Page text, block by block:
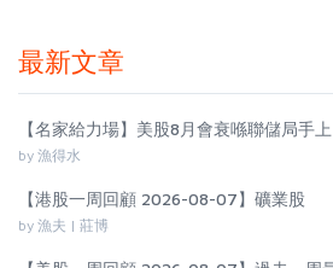
最新文章
【名家給力場】美股8月會衰喺聯儲局手上
by 漁得水
【港股一周回顧 2026-08-07】礦業股
by 漁夫 | 莊博